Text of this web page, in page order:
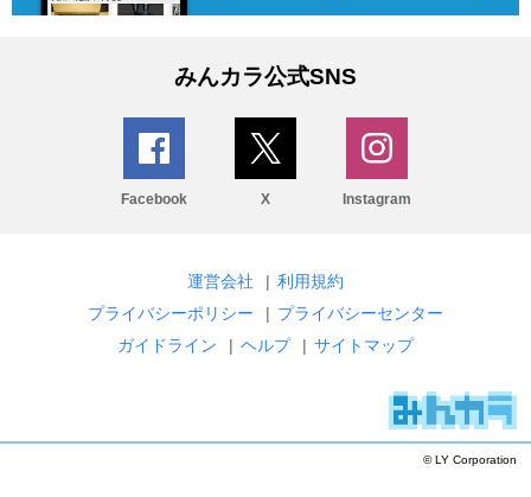
みんカラ公式SNS
Facebook X Instagram
運営会社 | 利用規約
プライバシーポリシー
| プライバシーセンター
ガイドライン
| ヘルプ | サイトマップ
© LY Corporation